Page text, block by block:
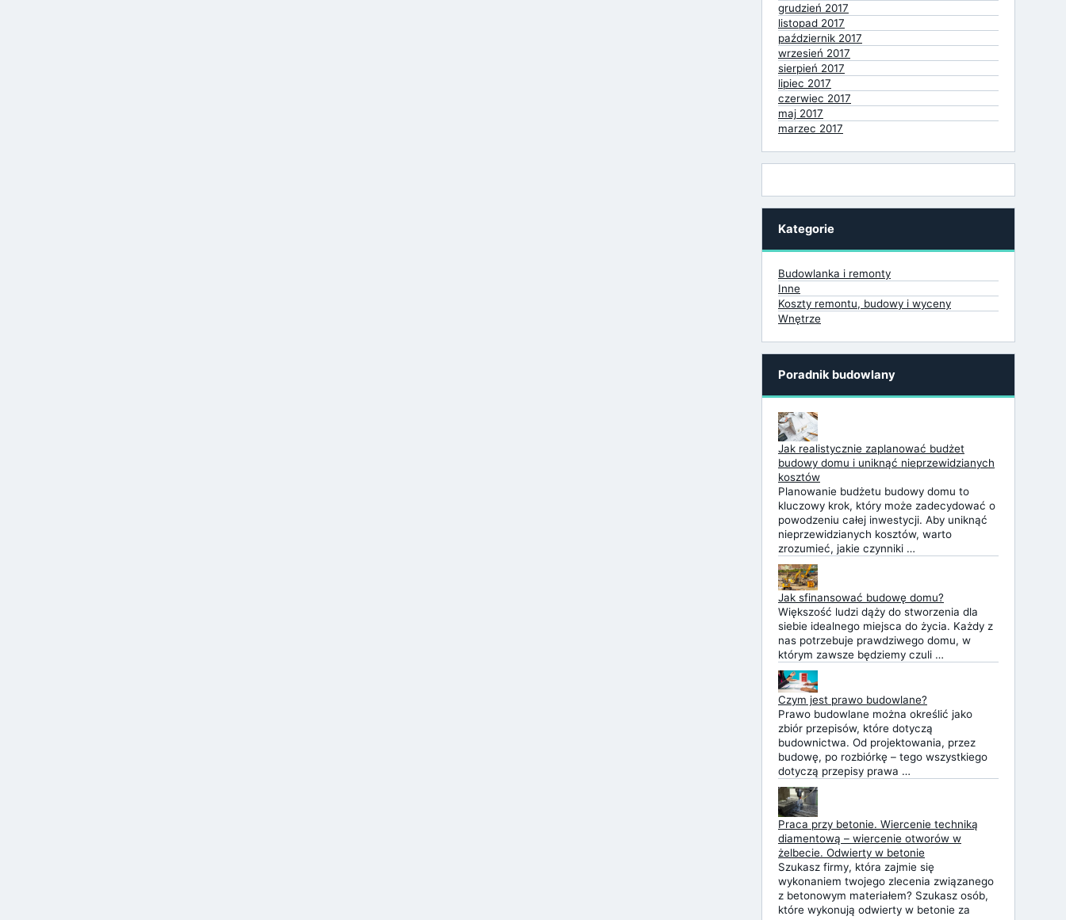
grudzień 2017
listopad 2017
październik 2017
wrzesień 2017
sierpień 2017
lipiec 2017
czerwiec 2017
maj 2017
marzec 2017
Kategorie
Budowlanka i remonty
Inne
Koszty remontu, budowy i wyceny
Wnętrze
Poradnik budowlany
Jak realistycznie zaplanować budżet
budowy domu i uniknąć nieprzewidzianych
kosztów
Planowanie budżetu budowy domu to
kluczowy krok, który może zadecydować o
powodzeniu całej inwestycji. Aby uniknąć
nieprzewidzianych kosztów, warto
zrozumieć, jakie czynniki …
Jak sfinansować budowę domu?
Większość ludzi dąży do stworzenia dla
siebie idealnego miejsca do życia. Każdy z
nas potrzebuje prawdziwego domu, w
którym zawsze będziemy czuli …
Czym jest prawo budowlane?
Prawo budowlane można określić jako
zbiór przepisów, które dotyczą
budownictwa. Od projektowania, przez
budowę, po rozbiórkę – tego wszystkiego
dotyczą przepisy prawa …
Praca przy betonie. Wiercenie techniką
diamentową – wiercenie otworów w
żelbecie. Odwierty w betonie
Szukasz firmy, która zajmie się
wykonaniem twojego zlecenia związanego
z betonowym materiałem? Szukasz osób,
które wykonują odwierty w betonie za